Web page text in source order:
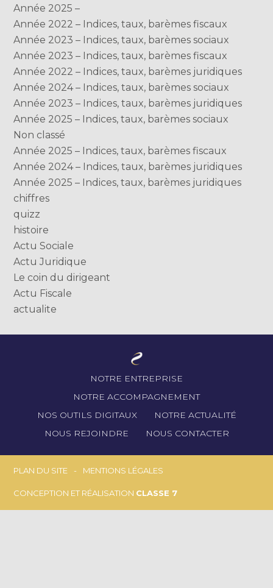
Année 2025 –
Année 2022 – Indices, taux, barèmes fiscaux
Année 2023 – Indices, taux, barèmes sociaux
Année 2023 – Indices, taux, barèmes fiscaux
Année 2022 – Indices, taux, barèmes juridiques
Année 2024 – Indices, taux, barèmes sociaux
Année 2023 – Indices, taux, barèmes juridiques
Année 2025 – Indices, taux, barèmes sociaux
Non classé
Année 2025 – Indices, taux, barèmes fiscaux
Année 2024 – Indices, taux, barèmes juridiques
Année 2025 – Indices, taux, barèmes juridiques
chiffres
quizz
histoire
Actu Sociale
Actu Juridique
Le coin du dirigeant
Actu Fiscale
actualite
NOTRE ENTREPRISE
NOTRE ACCOMPAGNEMENT
NOS OUTILS DIGITAUX
NOTRE ACTUALITÉ
NOUS REJOINDRE
NOUS CONTACTER
Footer
PLAN DU SITE MENTIONS LÉGALES
CONCEPTION ET RÉALISATION CLASSE 7